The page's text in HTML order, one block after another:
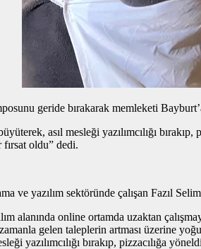
geride bırakarak memleketi
asıl mesleği yazılımcılığı
oldu” dedi.
ve yazılım sektöründe çalışan Fazıl
alanında online ortamda uzaktan
gelen taleplerin artması üzerine
yazılımcılığı bırakıp, pizzacılığa